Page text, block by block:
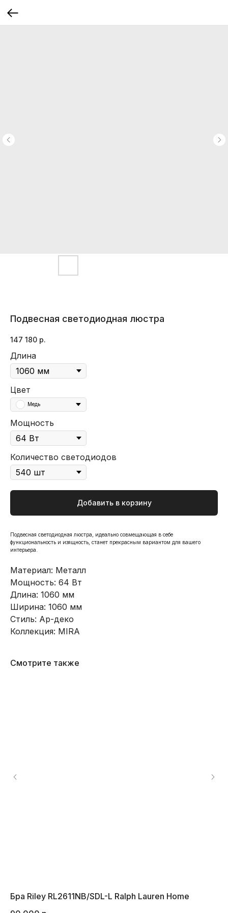
Подвесная светодиодная люстра
147 180 р.
Длина
Цвет
Медь
Мощность
Количество светодиодов
Добавить в корзину
Подвесная светодиодная люстра, идеально совмещающая в себе
функциональность и изящность, станет прекрасным вариантом для вашего
интерьера.
Материал: Металл
Мощность: 64 Вт
Длина: 1060 мм
Ширина: 1060 мм
Стиль: Ар-деко
Коллекция: MIRA
Смотрите также
Бра Riley RL2611NB/SDL-L Ralph Lauren Home